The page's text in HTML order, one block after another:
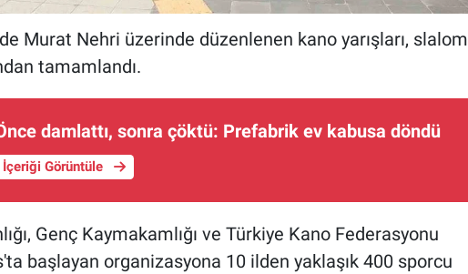
Murat Nehri üzerinde düzenlenen kano yarışları, slalom
tamamlandı.
damlattı, sonra çöktü: Prefabrik ev kabusa döndü
İçeriği Görüntüle
Genç Kaymakamlığı ve Türkiye Kano Federasyonu
başlayan organizasyona 10 ilden yaklaşık 400 sporcu